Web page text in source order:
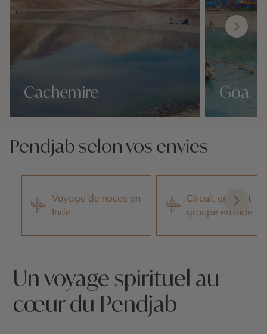
Cachemire Goa
Pendjab selon vos envies
Voyage de noces en
Inde
Circuit en petit
groupe en Inde
Un voyage spirituel au
cœur du Pendjab